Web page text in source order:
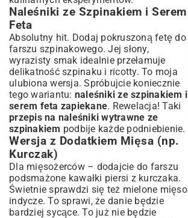
Naleśniki ze Szpinakiem i Serem
Feta
Absolutny hit. Dodaj pokruszoną fetę do
farszu szpinakowego. Jej słony,
wyrazisty smak idealnie przełamuje
delikatność szpinaku i ricotty. To moja
ulubiona wersja. Spróbujcie koniecznie
tego wariantu: naleśniki ze szpinakiem i
serem feta zapiekane. Rewelacja! Taki
przepis na naleśniki wytrawne ze
szpinakiem podbije każde podniebienie.
Wersja z Dodatkiem Mięsa (np.
Kurczak)
Dla mięsożerców – dodajcie do farszu
podsmażone kawałki piersi z kurczaka.
Świetnie sprawdzi się też mielone mięso
indycze. To sprawi, że danie będzie
bardziej sycące. To już nie będzie